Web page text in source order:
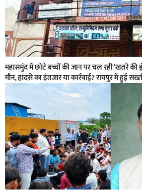
महासमुंद में छोटे बच्चों की जान पर चल रही ‘खतरे की
मौन, हादसे का इंतजार या कार्रवाई? रायपुर में हुई